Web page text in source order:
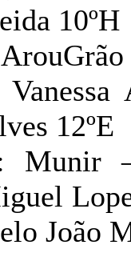
10ºH
12ºE
Munir
João